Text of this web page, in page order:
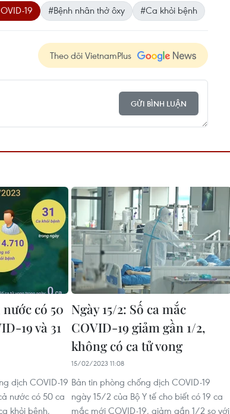
19 #Bệnh nhân thở ôxy #Ca khỏi bệnh
Theo dõi VietnamPlus
GỬI BÌNH LUẬN
nước có 50
19 và 31
dịch COVID-19
nước có 50 ca
khỏi bệnh,
Ngày 15/2: Số ca mắc
COVID-19 giảm gần 1/2,
không có ca tử vong
15/02/2023 11:08
Bản tin phòng chống dịch COVID-19
ngày 15/2 của Bộ Y tế cho biết có 19 ca
mắc mới COVID-19, giảm gần 1/2 so với